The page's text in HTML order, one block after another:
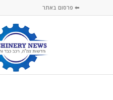
⬅ פרסום באתר